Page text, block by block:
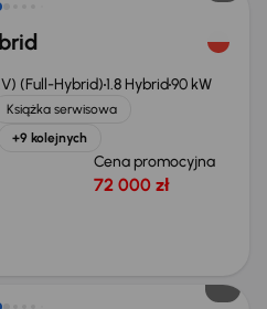
(Full-Hybrid)1.8 Hybrid90 kW
Książka serwisowa
+9 kolejnych
Cena promocyjna
72 000 zł